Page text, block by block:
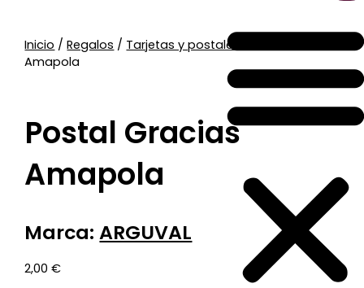
Inicio /Regalos / Tarjetas y postales
Amapola
Postal Gracias
Amapola
Marca:ARGUVAL
2,00€